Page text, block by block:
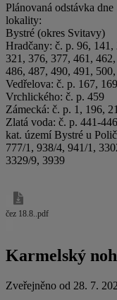
Plánovaná odstávka
lokality:
Bystré (okres Svitavy)
Hradčany: č. p. 96,
321, 376, 377, 461,
486, 487, 490, 491,
Vedřelova: č. p. 167, 169
Vrchlického: č. p. 459
Zámecká: č. p. 1, 196,
Zlatá voda: č. p. 441-
kat. území Bystré u
777/1, 938/4, 941/1,
3329/9, 3939
čez 18.8..pdf
Karmelský
Zveřejněno od 28. 7.